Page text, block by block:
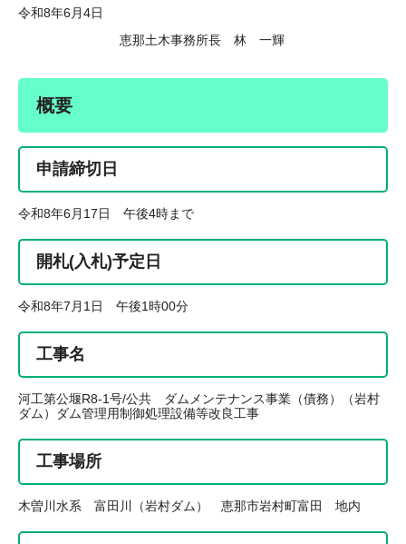
令和8年6月4日
恵那土木事務所長 林 一輝
概要
申請締切日
令和8年6月17日 午後4時まで
開札(入札)予定日
令和8年7月1日 午後1時00分
工事名
河工第公堰R8-1号/公共 ダムメンテナンス事業（債務）（岩村
ダム）ダム管理用制御処理設備等改良工事
工事場所
木曽川水系 富田川（岩村ダム） 恵那市岩村町富田 地内